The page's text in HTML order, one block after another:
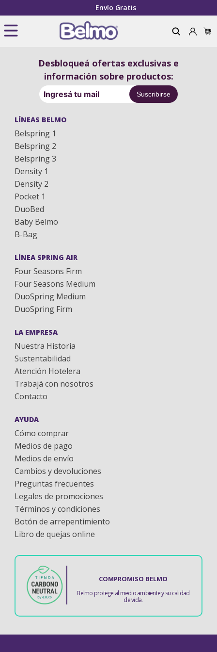
Envío Gratis
¿Qué estás
Desbloqueá ofertas exclusivas e
información sobre productos:
Suscribirse
LÍNEAS BELMO
Belspring 1
Belspring 2
Belspring 3
Density 1
Density 2
Pocket 1
DuoBed
Baby Belmo
B-Bag
LÍNEA SPRING AIR
Four Seasons Firm
Four Seasons Medium
DuoSpring Medium
DuoSpring Firm
LA EMPRESA
Nuestra Historia
Sustentabilidad
Atención Hotelera
Trabajá con nosotros
Contacto
AYUDA
Cómo comprar
Medios de pago
Medios de envío
Cambios y devoluciones
Preguntas frecuentes
Legales de promociones
Términos y condiciones
Botón de arrepentimiento
Libro de quejas online
COMPROMISO BELMO
Belmo protege al medio ambiente y su calidad
de vida.